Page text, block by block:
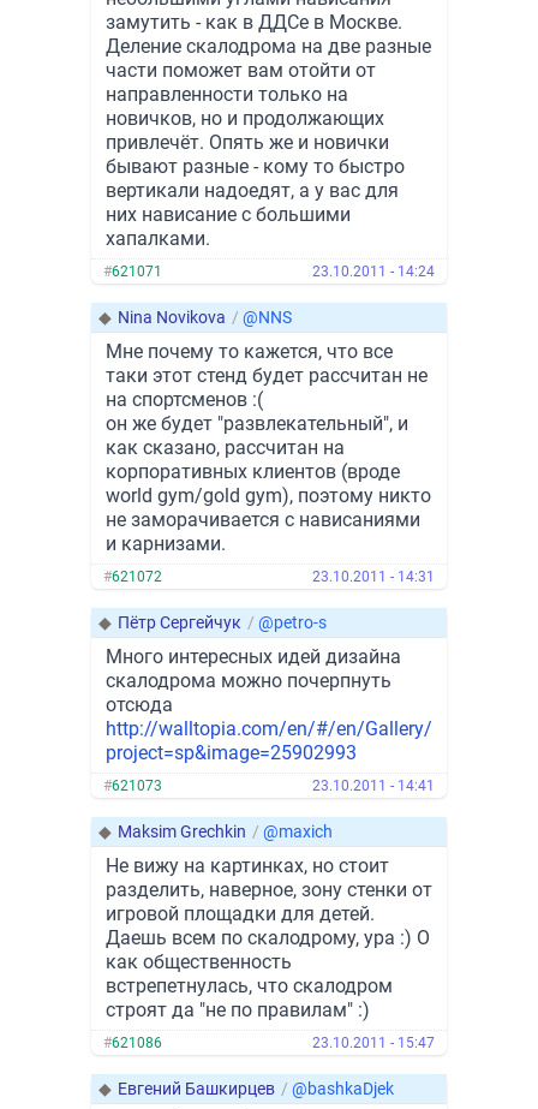
замутить - как в ДДСе в Москве.
Деление скалодрома на две разные
части поможет вам отойти от
направленности только на
новичков, но и продолжающих
привлечёт. Опять же и новички
бывают разные - кому то быстро
вертикали надоедят, а у вас для
них нависание с большими
хапалками.
#621071 23.10.2011 - 14:24
◆ Nina Novikova / @NNS
Мне почему то кажется, что все
таки этот стенд будет рассчитан не
на спортсменов :(
он же будет "развлекательный", и
как сказано, рассчитан на
корпоративных клиентов (вроде
world gym/gold gym), поэтому никто
не заморачивается с нависаниями
и карнизами.
#621072 23.10.2011 - 14:31
◆ Пётр Сергейчук / @petro-s
Много интересных идей дизайна
скалодрома можно почерпнуть
отсюда
http://walltopia.com/en/#/en/Gallery/
project=sp&image=25902993
#621073 23.10.2011 - 14:41
◆ Maksim Grechkin / @maxich
Не вижу на картинках, но стоит
разделить, наверное, зону стенки от
игровой площадки для детей.
Даешь всем по скалодрому, ура :) О
как общественность
встрепетнулась, что скалодром
строят да "не по правилам" :)
#621086 23.10.2011 - 15:47
◆ Евгений Башкирцев / @bashkaDjek